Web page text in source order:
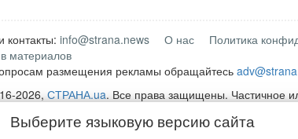
контакты: info@strana.news О нас
Политика
материалов
размещения рекламы обращайтесь
2026, СТРАНА.ua. Все права защищены. Частичное
для поисковых систем гиперссылки на
Выберите языковую версию сайта